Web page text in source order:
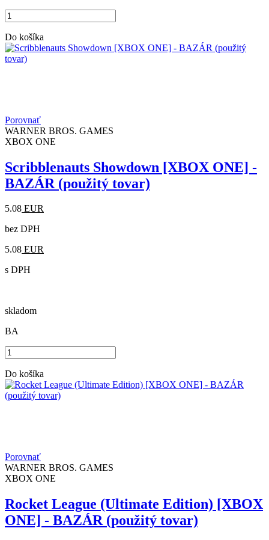
Do košíka
Porovnať
WARNER BROS. GAMES
XBOX ONE
Scribblenauts Showdown [XBOX ONE] -
BAZÁR (použitý tovar)
5.08 EUR
bez DPH
5.08 EUR
s DPH
skladom
BA
Do košíka
Porovnať
WARNER BROS. GAMES
XBOX ONE
Rocket League (Ultimate Edition) [XBOX
ONE] - BAZÁR (použitý tovar)